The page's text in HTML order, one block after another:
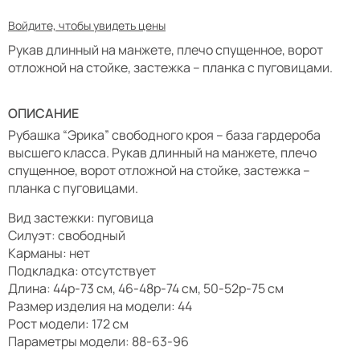
Войдите, чтобы увидеть цены
Рукав длинный на манжете, плечо спущенное, ворот
отложной на стойке, застежка – планка с пуговицами.
ОПИСАНИЕ
Рубашка “Эрика” свободного кроя – база гардероба
высшего класса. Рукав длинный на манжете, плечо
спущенное, ворот отложной на стойке, застежка –
планка с пуговицами.
Вид застежки: пуговица
Силуэт: свободный
Карманы: нет
Подкладка: отсутствует
Длина: 44р-73 см, 46-48р-74 см, 50-52р-75 см
Размер изделия на модели: 44
Рост модели: 172 см
Параметры модели: 88-63-96